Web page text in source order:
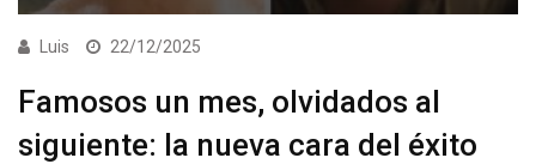
Luis 22/12/2025
Famosos un mes, olvidados al
siguiente: la nueva cara del éxito